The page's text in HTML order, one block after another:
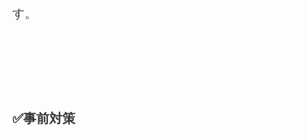
す。
✅事前対策